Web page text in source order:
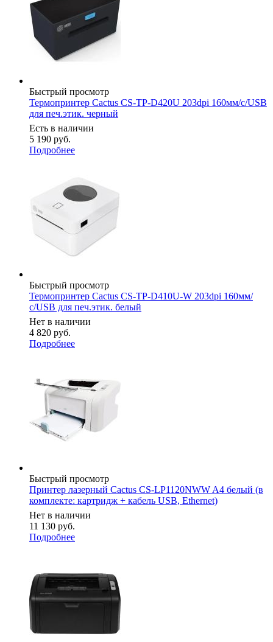
Быстрый просмотр
Термопринтер Cactus CS-TP-D420U 203dpi 160мм/с/USB
для печ.этик. черный
Есть в наличии
5 190 руб.
Подробнее
Быстрый просмотр
Термопринтер Cactus CS-TP-D410U-W 203dpi 160мм/
с/USB для печ.этик. белый
Нет в наличии
4 820 руб.
Подробнее
Быстрый просмотр
Принтер лазерный Cactus CS-LP1120NWW A4 белый (в
комплекте: картридж + кабель USB, Ethernet)
Нет в наличии
11 130 руб.
Подробнее